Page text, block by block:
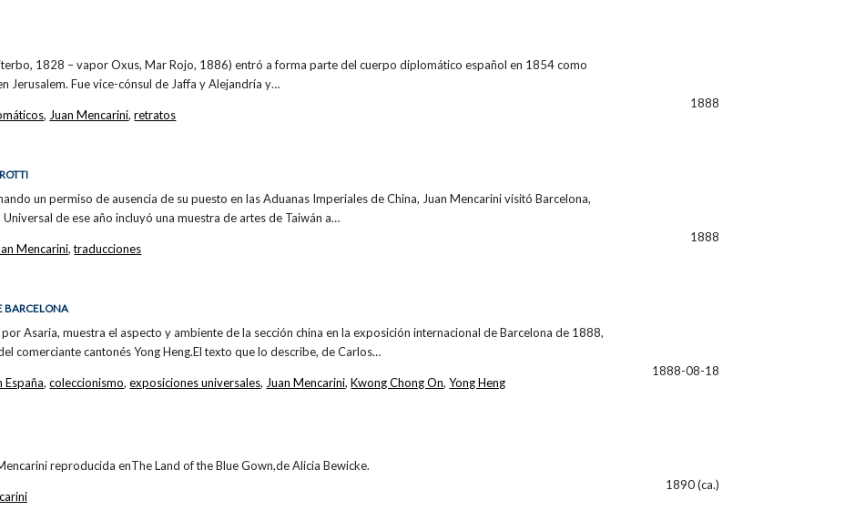
1828 – vapor Oxus, Mar Rojo, 1886) entró a forma parte del cuerpo diplomático español en 1854 como
Jerusalem. Fue vice-cónsul de Jaffa y Alejandría y…
1888
, Juan Mencarini,retratos
un permiso de ausencia de su puesto en las Aduanas Imperiales de China, Juan Mencarini visitó Barcelona,
de ese año incluyó una muestra de artes de Taiwán a…
1888
Mencarini,traducciones
BARCELONA
Asaria, muestra el aspecto y ambiente de la sección china en la exposición internacional de Barcelona de 1888,
comerciante cantonés Yong Heng.El texto que lo describe, de Carlos…
1888-08-18
España,coleccionismo,exposiciones universales, Juan Mencarini,Kwong Chong On,Yong Heng
reproducida enThe Land of the Blue Gown,de Alicia Bewicke.
1890 (ca.)